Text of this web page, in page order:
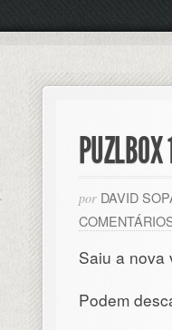
por DAVID
Saiu a
Podem